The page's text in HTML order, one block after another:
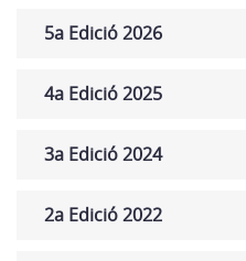
5a Edició 2026
4a Edició 2025
3a Edició 2024
2a Edició 2022